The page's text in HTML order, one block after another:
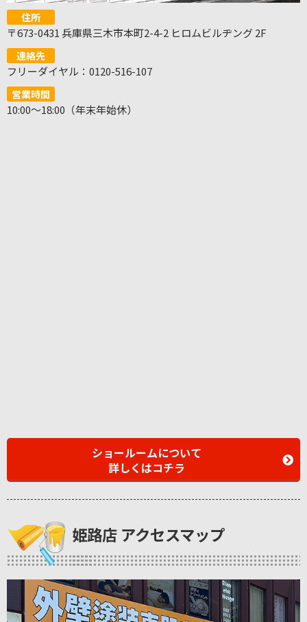
住所
〒673-0431 兵庫県三木市本町2-4-2 ヒロムビルヂング 2F
連絡先
フリーダイヤル：0120-516-107
営業時間
10:00～18:00（年末年始休）
ショールームについて
詳しくはコチラ
姫路店 アクセスマップ